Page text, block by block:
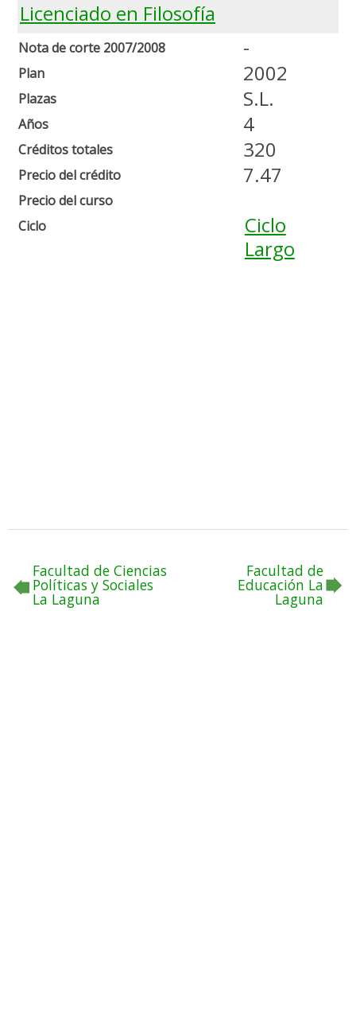
Licenciado en Filosofía
Nota de corte 2007/2008
Plan
Plazas
Años
Créditos totales
Precio del crédito
Precio del curso
Ciclo
-
2002
S.L.
4
320
7.47
Ciclo
Largo
Facultad de Ciencias
Políticas y Sociales
La Laguna
Facultad de
Educación La
Laguna